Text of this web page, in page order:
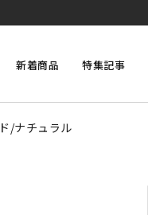
新着商品 特集記事
/ナチュラル